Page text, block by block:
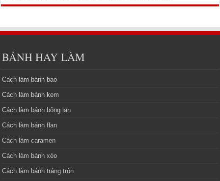
BÁNH HAY LÀM
Cách làm bánh bao
Cách làm bánh kem
Cách làm bánh bông lan
Cách làm bánh flan
Cách làm caramen
Cách làm bánh xèo
Cách làm bánh tráng trộn